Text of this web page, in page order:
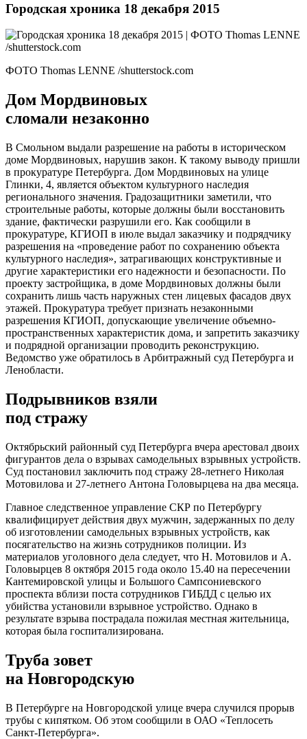
Городская хроника 18 декабря 2015
ФОТО Thomas LENNE /shutterstock.com
Дом Мордвиновых
сломали незаконно
В Смольном выдали разрешение на работы в историческом
доме Мордвиновых, нарушив закон. К такому выводу пришли
в прокуратуре Петербурга. Дом Мордвиновых на улице
Глинки, 4, является объектом культурного наследия
регионального значения. Градозащитники заметили, что
строительные работы, которые должны были восстановить
здание, фактически разрушили его. Как сообщили в
прокуратуре, КГИОП в июле выдал заказчику и подрядчику
разрешения на «проведение работ по сохранению объекта
культурного наследия», затрагивающих конструктивные и
другие характеристики его надежности и безопасности. По
проекту застройщика, в доме Мордвиновых должны были
сохранить лишь часть наружных стен лицевых фасадов двух
этажей. Прокуратура требует признать незаконными
разрешения КГИОП, допускающие увеличение объемно-
пространственных характеристик дома, и запретить заказчику
и подрядной организации проводить реконструкцию.
Ведомство уже обратилось в Арбитражный суд Петербурга и
Ленобласти.
Подрывников взяли
под стражу
Октябрьский районный суд Петербурга вчера арестовал двоих
фигурантов дела о взрывах самодельных взрывных устройств.
Суд постановил заключить под стражу 28-летнего Николая
Мотовилова и 27-летнего Антона Головырцева на два месяца.
Главное следственное управление СКР по Петербургу
квалифицирует действия двух мужчин, задержанных по делу
об изготовлении самодельных взрывных устройств, как
посягательство на жизнь сотрудников полиции. Из
материалов уголовного дела следует, что Н. Мотовилов и А.
Головырцев 8 октября 2015 года около 15.40 на пересечении
Кантемировской улицы и Большого Сампсониевского
проспекта вблизи поста сотрудников ГИБДД с целью их
убийства установили взрывное устройство. Однако в
результате взрыва пострадала пожилая местная жительница,
которая была госпитализирована.
Труба зовет
на Новгородскую
В Петербурге на Новгородской улице вчера случился прорыв
трубы с кипятком. Об этом сообщили в ОАО «Теплосеть
Санкт-Петербурга».